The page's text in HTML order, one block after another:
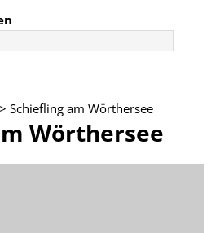
> Schiefling am Wörthersee
Wörthersee